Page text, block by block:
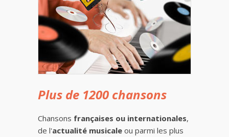
Plus de 1200 chansons
Chansons françaises ou internationales,
de l'actualité musicale ou parmi les plus